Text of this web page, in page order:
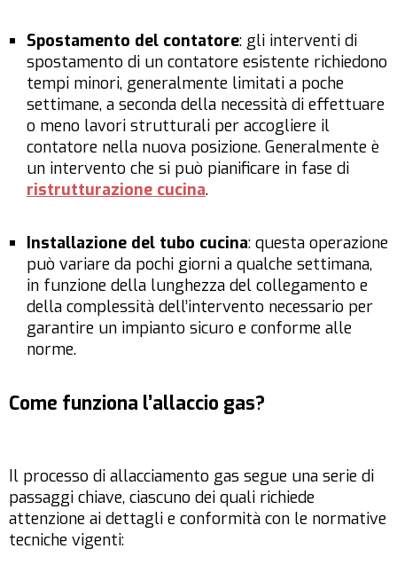
Spostamento del contatore: gli interventi di
spostamento di un contatore esistente richiedono
tempi minori, generalmente limitati a poche
settimane, a seconda della necessità di effettuare
o meno lavori strutturali per accogliere il
contatore nella nuova posizione. Generalmente è
un intervento che si può pianificare in fase di
ristrutturazione cucina.
Installazione del tubo cucina: questa operazione
può variare da pochi giorni a qualche settimana,
in funzione della lunghezza del collegamento e
della complessità dell’intervento necessario per
garantire un impianto sicuro e conforme alle
norme.
Come funziona l’allaccio gas?
Il processo di allacciamento gas segue una serie di
passaggi chiave, ciascuno dei quali richiede
attenzione ai dettagli e conformità con le normative
tecniche vigenti: